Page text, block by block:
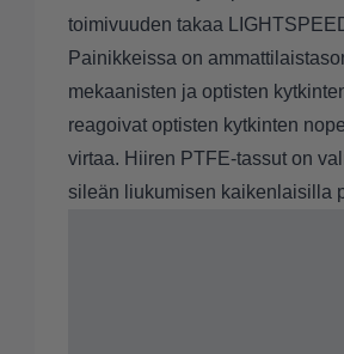
toimivuuden takaa
Painikkeissa on
mekaanisten ja optisten
reagoivat optisten kytkinten
virtaa. Hiiren PTFE-tassut on
sileän liukumisen kaikenlaisilla